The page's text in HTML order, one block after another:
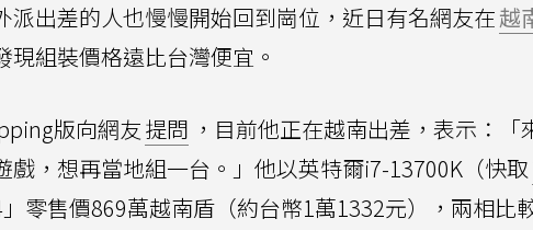
派出差的人也慢慢開始回到崗位，近日有名網友在越
現組裝價格遠比台灣便宜。
版向網友提問 ，目前他正在越南出差，表示：「
戲，想再當地組一台。」他以英特爾i7-13700K（快取
零售價869萬越南盾（約台幣1萬1332元），兩相比